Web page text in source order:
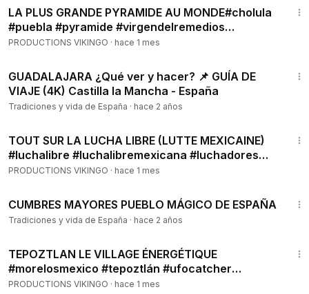
LA PLUS GRANDE PYRAMIDE AU MONDE#cholula
#puebla #pyramide #virgendelremedios
#hernáncortés #mexico
PRODUCTIONS VIKINGO · hace 1 mes
GUADALAJARA ¿Qué ver y hacer? 📌 GUÍA DE
VIAJE (4K) Castilla la Mancha - España
Tradiciones y vida de España · hace 2 años
TOUT SUR LA LUCHA LIBRE (LUTTE MEXICAINE)
#luchalibre #luchalibremexicana #luchadores
#arenaméxico
PRODUCTIONS VIKINGO · hace 1 mes
CUMBRES MAYORES PUEBLO MÁGICO DE ESPAÑA
Tradiciones y vida de España · hace 2 años
TEPOZTLAN LE VILLAGE ÉNERGÉTIQUE
#morelosmexico #tepoztlán #ufocatcher
#chinelos #mexicantradition
PRODUCTIONS VIKINGO · hace 1 mes